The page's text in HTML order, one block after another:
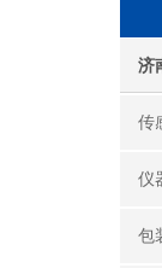
济
传
仪
包